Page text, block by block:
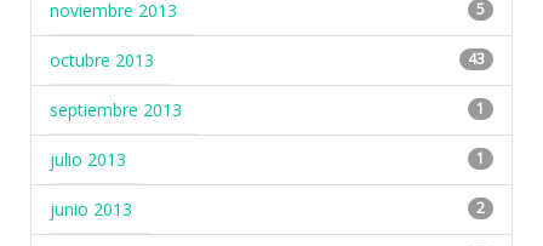
noviembre 2013 5
octubre 2013 43
septiembre 2013 1
julio 2013 1
junio 2013 2